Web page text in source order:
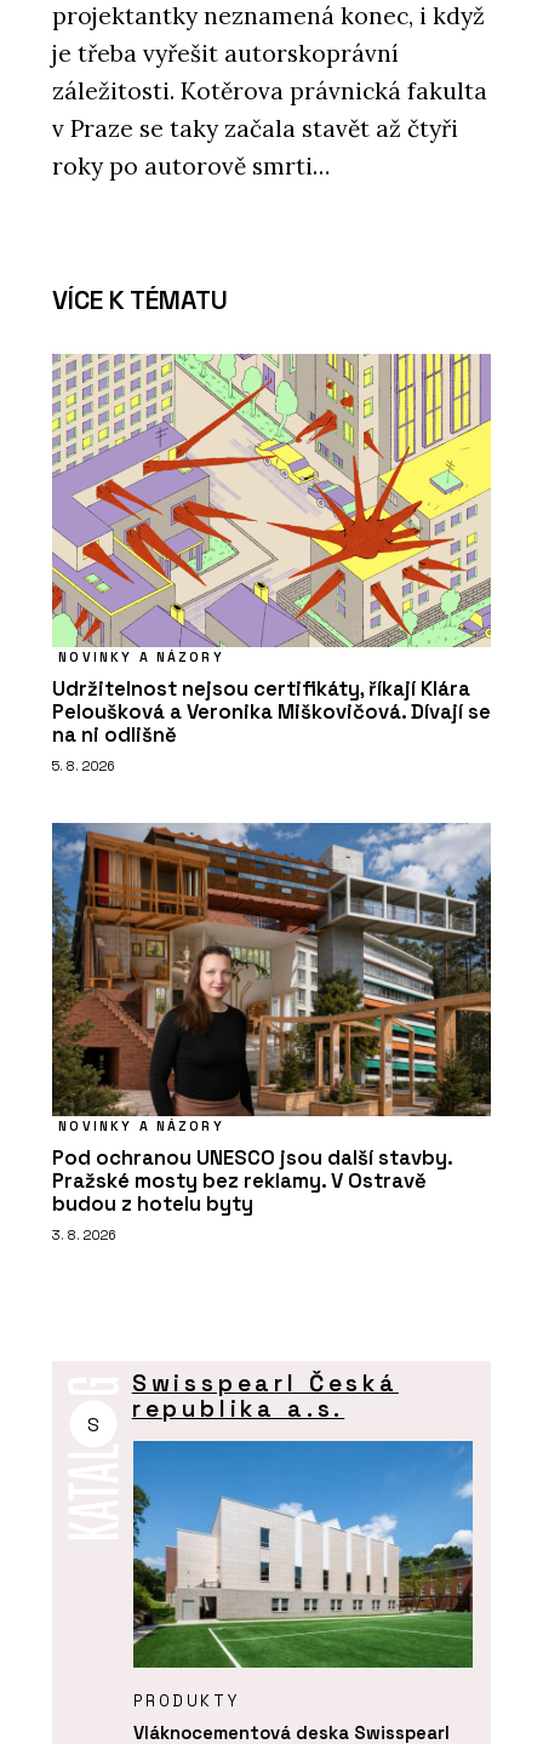
projektantky neznamená konec, i když
je třeba vyřešit autorskoprávní
záležitosti. Kotěrova právnická fakulta
v Praze se taky začala stavět až čtyři
roky po autorově smrti…
VÍCE K TÉMATU
NOVINKY A NÁZORY
Udržitelnost nejsou certifikáty, říkají Klára
Peloušková a Veronika Miškovičová. Dívají se
na ni odlišně
5. 8. 2026
NOVINKY A NÁZORY
Pod ochranou UNESCO jsou další stavby.
Pražské mosty bez reklamy. V Ostravě
budou z hotelu byty
3. 8. 2026
S
Swisspearl Česká
republika a.s.
PRODUKTY
Vláknocementová deska Swisspearl